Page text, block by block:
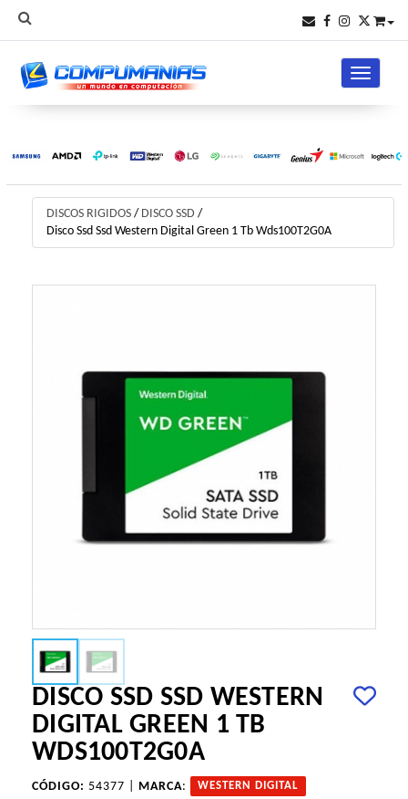
Toggle
DISCOS RIGIDOS / DISCO SSD /
Disco Ssd Ssd Western Digital Green 1 Tb Wds100T2G0A
DISCO SSD SSD WESTERN
DIGITAL GREEN 1 TB
WDS100T2G0A
CÓDIGO: 54377 | MARCA: WESTERN DIGITAL